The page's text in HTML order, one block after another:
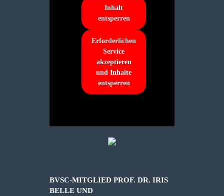
Inhalt
entsperren
Erforderlichen
Service
akzeptieren
und Inhalte
entsperren
BVSC-MITGLIED PROF. DR. IRIS
BELLE UND